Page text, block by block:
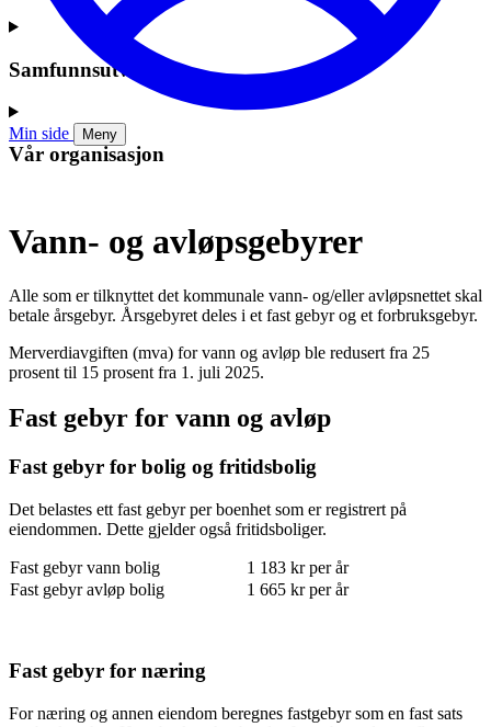
Min side Meny
Samfunnsutvikling
Vår organisasjon
Vann- og avløpsgebyrer
Alle som er tilknyttet det kommunale vann- og/eller avløpsnettet skal
betale årsgebyr. Årsgebyret deles i et fast gebyr og et forbruksgebyr.
Merverdiavgiften (mva) for vann og avløp ble redusert fra 25
prosent til 15 prosent fra 1. juli 2025.
Fast gebyr for vann og avløp
Fast gebyr for bolig og fritidsbolig
Det belastes ett fast gebyr per boenhet som er registrert på
eiendommen. Dette gjelder også fritidsboliger.
Fast gebyr vann bolig
1 183 kr per år
Fast gebyr avløp bolig
1 665 kr per år
Fast gebyr for næring
For næring og annen eiendom beregnes fastgebyr som en fast sats